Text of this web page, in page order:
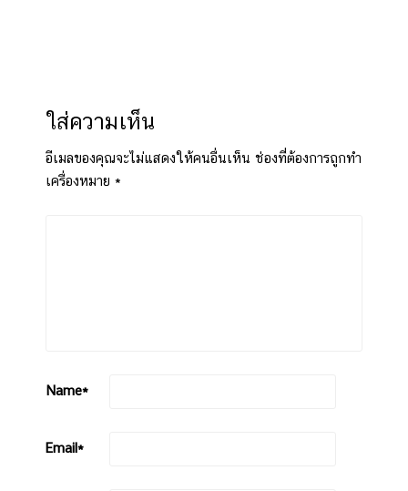
ใส่ความเห็น
อีเมลของคุณจะไม่แสดงให้คนอื่นเห็น ช่องที่ต้องการถูกทำ
เครื่องหมาย *
Name*
Email*